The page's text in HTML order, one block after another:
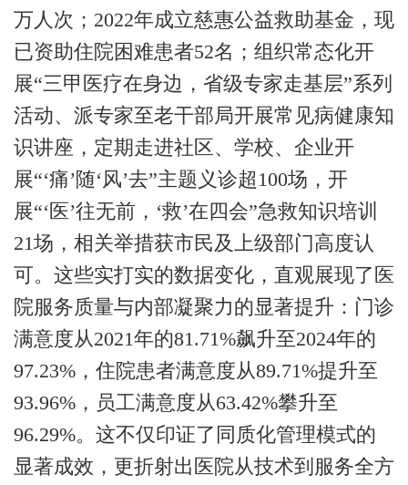
万人次； 2022年成立慈惠公益救助基金，现
已资助住院困难患者52名；组织常态化开
展“三甲医疗在身边，省级专家走基层”系列
活动、派专家至老干部局开展常见病健康知
识讲座，定期走进社区、学校、企业开
展“‘痛’随‘风’去”主题义诊超 100场，开
展“‘医’往无前，‘救’在四会”急救知识培训
21场，相关举措获市民及上级部门高度认
可。 这些实打实的数据变化，直观展现了医
院服务质量与内部凝聚力的显著提升：门诊
满意度从2021年的81.71%飙升至2024年的
97.23% ，住院患者满意度从89.71%提升至
93.96% ，员工满意度从63.42%攀升至
96.29%。这不仅印证了同质化管理模式的
显著成效，更折射出医院从技术到服务全方